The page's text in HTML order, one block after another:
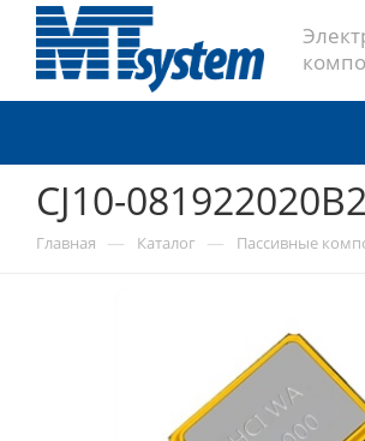
CJ10-
Главная — Каталог — Пассивные